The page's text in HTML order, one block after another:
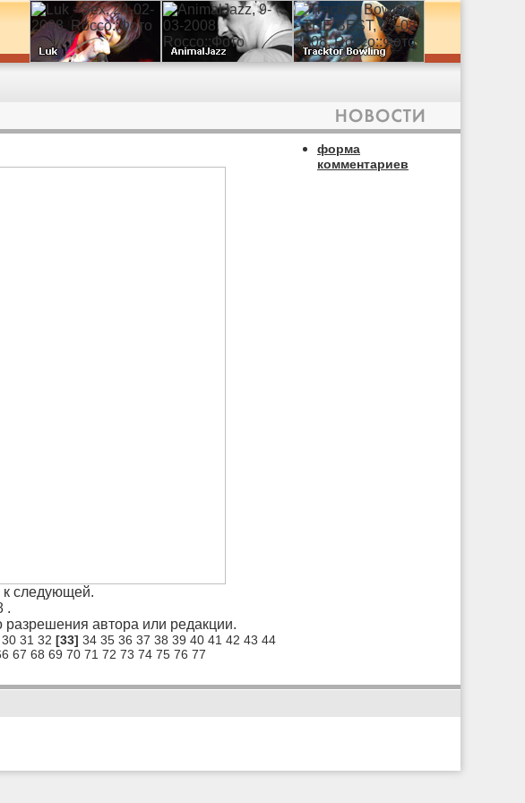
к следующей.
.
автора или редакции.
30 31 32 [33] 34 35 36 37 38 39 40 41 42 43 44
67 68 69 70 71 72 73 74 75 76 77
форма
комментариев